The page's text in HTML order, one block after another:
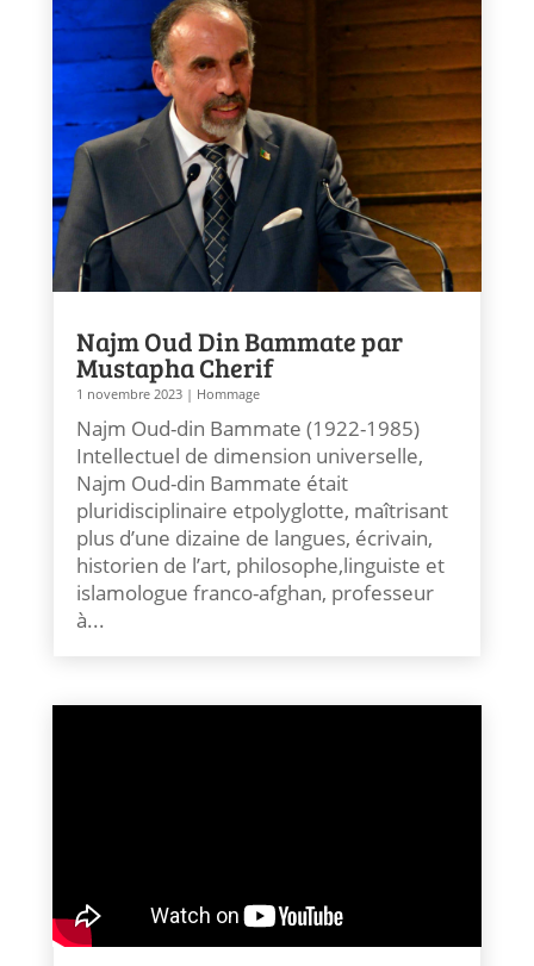
Najm Oud Din Bammate par
Mustapha Cherif
1 novembre 2023| Hommage
Najm Oud-din Bammate (1922-1985)
Intellectuel de dimension universelle,
Najm Oud-din Bammate était
pluridisciplinaire etpolyglotte, maîtrisant
plus d’une dizaine de langues, écrivain,
historien de l’art, philosophe,linguiste et
islamologue franco-afghan, professeur
à...